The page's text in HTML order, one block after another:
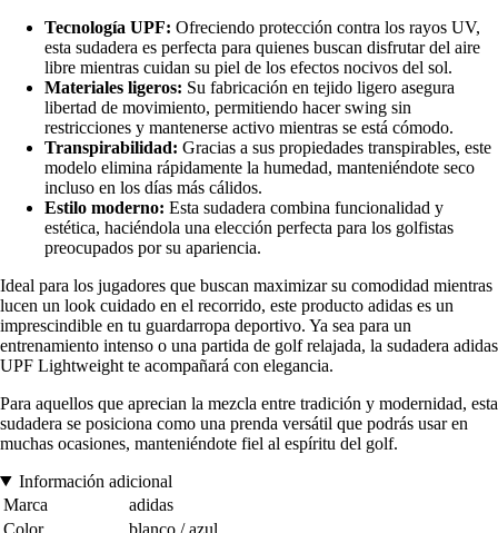
Tecnología UPF: Ofreciendo protección contra los rayos UV,
esta sudadera es perfecta para quienes buscan disfrutar del aire
libre mientras cuidan su piel de los efectos nocivos del sol.
Materiales ligeros: Su fabricación en tejido ligero asegura
libertad de movimiento, permitiendo hacer swing sin
restricciones y mantenerse activo mientras se está cómodo.
Transpirabilidad: Gracias a sus propiedades transpirables, este
modelo elimina rápidamente la humedad, manteniéndote seco
incluso en los días más cálidos.
Estilo moderno: Esta sudadera combina funcionalidad y
estética, haciéndola una elección perfecta para los golfistas
preocupados por su apariencia.
Ideal para los jugadores que buscan maximizar su comodidad mientras
lucen un look cuidado en el recorrido, este producto adidas es un
imprescindible en tu guardarropa deportivo. Ya sea para un
entrenamiento intenso o una partida de golf relajada, la sudadera adidas
UPF Lightweight te acompañará con elegancia.
Para aquellos que aprecian la mezcla entre tradición y modernidad, esta
sudadera se posiciona como una prenda versátil que podrás usar en
muchas ocasiones, manteniéndote fiel al espíritu del golf.
Información adicional
Marca
adidas
Color
blanco / azul